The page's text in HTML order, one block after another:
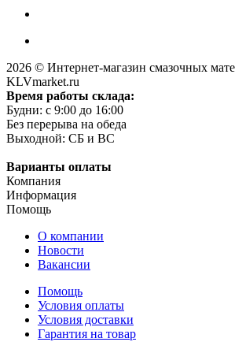
2026 © Интернет-магазин смазочных
KLVmarket.ru
Время работы склада:
Будни: c 9:00 до 16:00
Без перерыва на обеда
Выходной: СБ и ВС
Варианты оплаты
Компания
Информация
Помощь
О компании
Новости
Вакансии
Помощь
Условия оплаты
Условия доставки
Гарантия на товар